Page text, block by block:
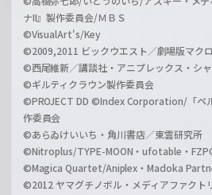
ナII』製作委員会/ＭＢＳ
©VisualArt's/Key
©2009,2011 ビックウエスト／劇場版マク
©西尾維新／講談社・アニプレックス・シ
©ギルティクラウン製作委員会
©PROJECT DD ©Index Corporation/「ペ
作委員会
©あらゐけいいち・角川書店／東雲研究所
©Nitroplus/TYPE-MOON・ufotable・
©Magica Quartet/Aniplex・Madoka
©2012 ヤマグチノボル・メディアファクト